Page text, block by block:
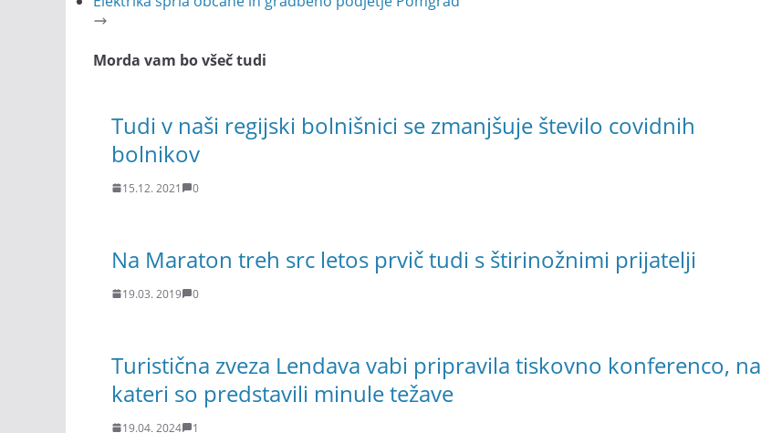
Morda vam bo všeč tudi
Tudi v naši regijski bolnišnici se zmanjšuje število covidnih
bolnikov
15.12. 2021 0
Na Maraton treh src letos prvič tudi s štirinožnimi prijatelji
19.03. 2019 0
Turistična zveza Lendava vabi pripravila tiskovno konferenco, na
kateri so predstavili minule težave
19.04. 2024 1